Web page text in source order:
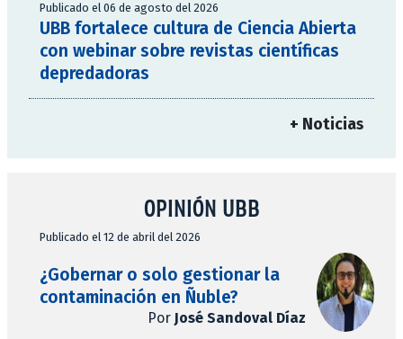
Publicado el 06 de agosto del 2026
UBB fortalece cultura de Ciencia Abierta
con webinar sobre revistas científicas
depredadoras
+ Noticias
OPINIÓN UBB
Publicado el 12 de abril del 2026
¿Gobernar o solo gestionar la
contaminación en Ñuble?
Por José Sandoval Díaz